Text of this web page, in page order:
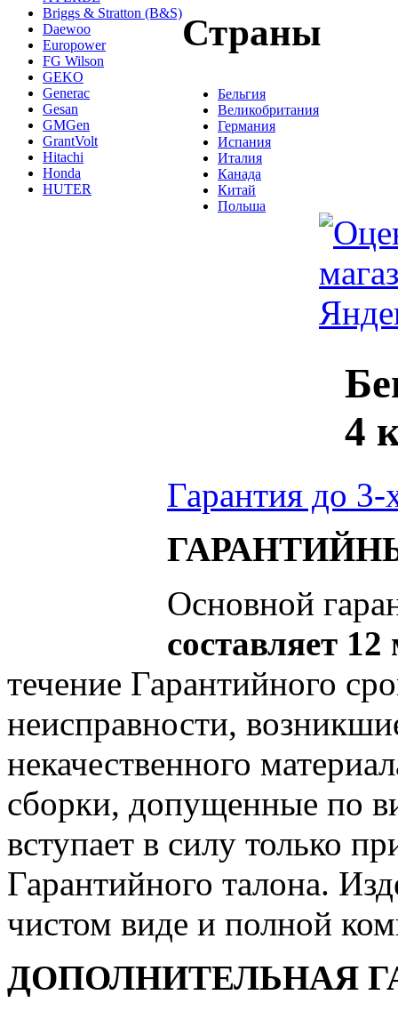
Briggs & Stratton (B&S)
Daewoo
Europower
FG Wilson
GEKO
Generac
Gesan
GMGen
GrantVolt
Hitachi
Honda
HUTER
Страны
Бельгия
Великобритания
Германия
Испания
Италия
Канада
Китай
Польша
4
Гарантия до 3-
Основной
составляет
течение Гарантийного
неисправности,
некачественного
сборки, допущенные по
вступает в силу только
Гарантийного талона.
чистом виде и полной
ДОПОЛНИТЕЛЬНАЯ